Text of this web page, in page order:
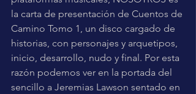
la carta de presentación de Cuentos de
Camino Tomo 1, un disco cargado de
historias, con personajes y arquetipos,
inicio, desarrollo, nudo y final. Por esta
razón podemos ver en la portada del
sencillo a Jeremias Lawson sentado en